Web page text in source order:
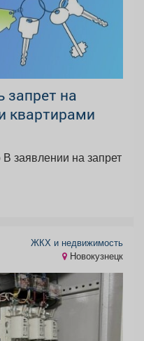
запрет на
квартирами
ЖКХ и недвижимость
Новокузнецк